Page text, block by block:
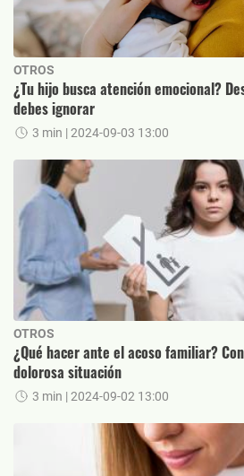
OTROS
¿Tu hijo busca atención emocional?
debes ignorar
3 min | 2024-09-03 13:00
OTROS
¿Qué hacer ante el acoso familiar?
dolorosa situación
3 min | 2024-09-02 13:00